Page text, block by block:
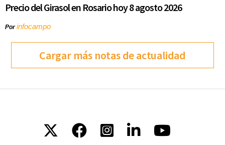
Precio del Girasol en Rosario hoy 8 agosto 2026
Porinfocampo
Cargar más notas de actualidad